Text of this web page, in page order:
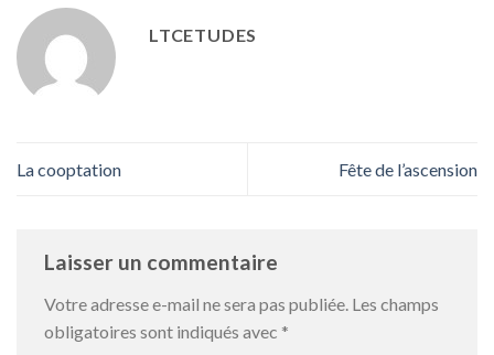
LTCETUDES
La cooptation Fête de l’ascension
Laisser un commentaire
Votre adresse e-mail ne sera pas publiée. Les champs
obligatoires sont indiqués avec *